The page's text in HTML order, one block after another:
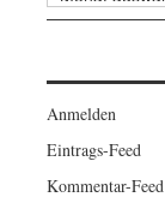
Anmelden
Eintrags-Feed
Kommentar-Feed